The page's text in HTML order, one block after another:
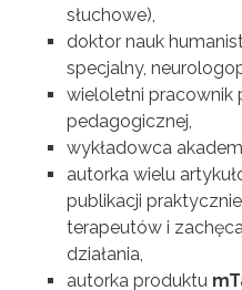
słuchowe),
doktor nauk
specjalny,
wieloletni pracownik
pedagogicznej,
wykładowca
autorka wielu
publikacji
terapeutów i
działania,
autorka produktu